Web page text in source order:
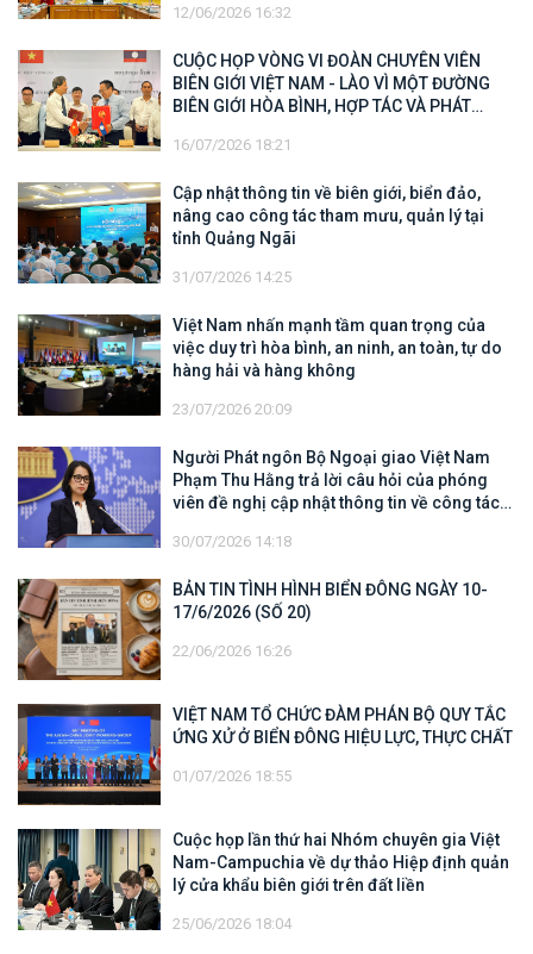
12/06/2026 16:32
CUỘC HỌP VÒNG VI ĐOÀN CHUYÊN VIÊN
BIÊN GIỚI VIỆT NAM - LÀO VÌ MỘT ĐƯỜNG
BIÊN GIỚI HÒA BÌNH, HỢP TÁC VÀ PHÁT
16/07/2026 18:21
Cập nhật thông tin về biên giới, biển đảo,
nâng cao công tác tham mưu, quản lý tại
tỉnh Quảng Ngãi
31/07/2026 14:25
Việt Nam nhấn mạnh tầm quan trọng của
việc duy trì hòa bình, an ninh, an toàn, tự do
hàng hải và hàng không
23/07/2026 20:09
Người Phát ngôn Bộ Ngoại giao Việt Nam
Phạm Thu Hằng trả lời câu hỏi của phóng
viên đề nghị cập nhật thông tin về công tác
trên tàu Khôi Nguyên 18
30/07/2026 14:18
BẢN TIN TÌNH HÌNH BIỂN ĐÔNG NGÀY 10-
17/6/2026 (SỐ 20)
22/06/2026 16:26
VIỆT NAM TỔ CHỨC ĐÀM PHÁN BỘ QUY TẮC
ỨNG XỬ Ở BIỂN ĐÔNG HIỆU LỰC, THỰC CHẤT
01/07/2026 18:55
Cuộc họp lần thứ hai Nhóm chuyên gia Việt
Nam-Campuchia về dự thảo Hiệp định quản
lý cửa khẩu biên giới trên đất liền
25/06/2026 18:04